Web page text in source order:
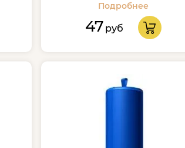
Подробнее
47 руб